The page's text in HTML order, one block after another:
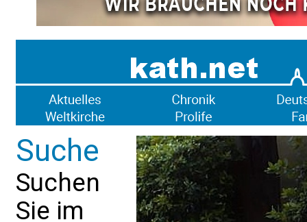
Suche
Suchen
Sie im